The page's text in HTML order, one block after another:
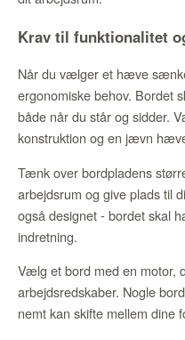
Krav til funktionalitet
Når du vælger et hæve
ergonomiske behov. Bordet
både når du står og sidder.
konstruktion og en jævn
Tænk over bordpladens
arbejdsrum og give plads til
også designet - bordet skal
indretning.
Vælg et bord med en motor,
arbejdsredskaber. Nogle
nemt kan skifte mellem dine